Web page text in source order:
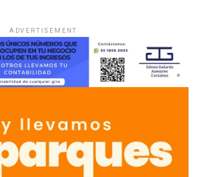
ADVERTISEMENT